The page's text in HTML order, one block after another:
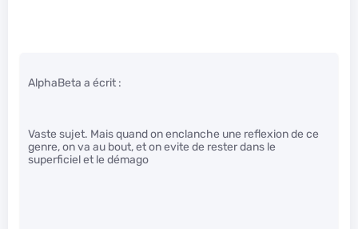
AlphaBeta a écrit :
Vaste sujet. Mais quand on enclanche une reflexion de ce
genre, on va au bout, et on evite de rester dans le
superficiel et le démago